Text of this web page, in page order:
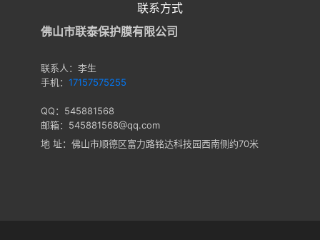
联系方式
佛山市联泰保护膜有限公司
联系人：李生
手机： 17157575255
QQ：545881568
邮箱：545881568@qq.com
地 址：佛山市顺德区富力路铭达科技园西南侧约70米